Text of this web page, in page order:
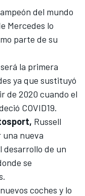
del mundo
Mercedes lo
parte de su
la primera
ya que sustituyó
de 2020 cuando el
COVID19.
Russell
una nueva
desarrollo de un
se
coches y lo